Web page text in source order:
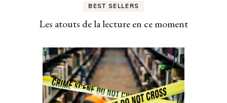
BEST SELLERS
Les atouts de la lecture en ce moment